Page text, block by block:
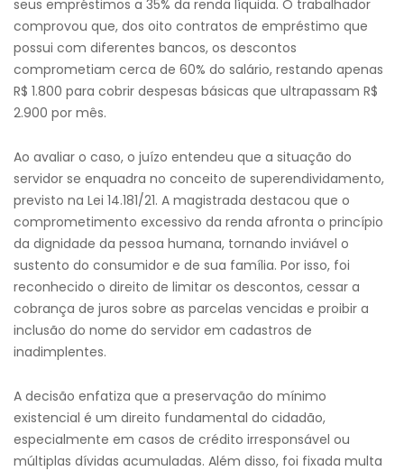
seus empréstimos a 35% da renda líquida. O trabalhador
comprovou que, dos oito contratos de empréstimo que
possui com diferentes bancos, os descontos
comprometiam cerca de 60% do salário, restando apenas
R$ 1.800 para cobrir despesas básicas que ultrapassam R$
2.900 por mês.
Ao avaliar o caso, o juízo entendeu que a situação do
servidor se enquadra no conceito de superendividamento,
previsto na Lei 14.181/21. A magistrada destacou que o
comprometimento excessivo da renda afronta o princípio
da dignidade da pessoa humana, tornando inviável o
sustento do consumidor e de sua família. Por isso, foi
reconhecido o direito de limitar os descontos, cessar a
cobrança de juros sobre as parcelas vencidas e proibir a
inclusão do nome do servidor em cadastros de
inadimplentes.
A decisão enfatiza que a preservação do mínimo
existencial é um direito fundamental do cidadão,
especialmente em casos de crédito irresponsável ou
múltiplas dívidas acumuladas. Além disso, foi fixada multa